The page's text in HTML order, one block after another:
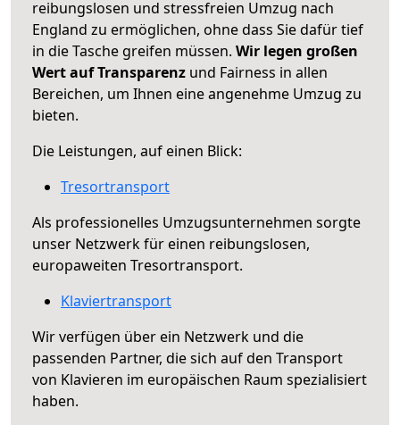
reibungslosen und stressfreien Umzug nach
England zu ermöglichen, ohne dass Sie dafür tief
in die Tasche greifen müssen. Wir legen großen
Wert auf Transparenz und Fairness in allen
Bereichen, um Ihnen eine angenehme Umzug zu
bieten.
Die Leistungen, auf einen Blick:
Tresortransport
Als professionelles Umzugsunternehmen sorgte
unser Netzwerk für einen reibungslosen,
europaweiten Tresortransport.
Klaviertransport
Wir verfügen über ein Netzwerk und die
passenden Partner, die sich auf den Transport
von Klavieren im europäischen Raum spezialisiert
haben.